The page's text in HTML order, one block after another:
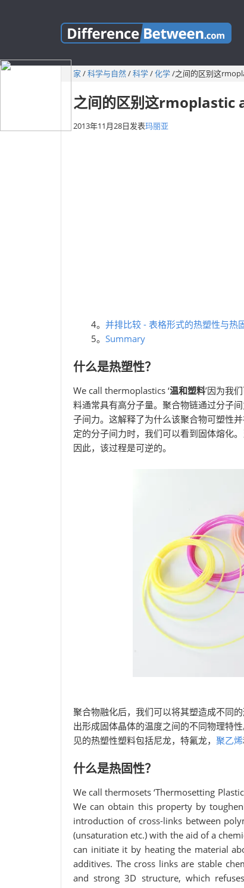
家 /科学与自然/科学/化学/之间的区别这
之间的区别这
2013年11月28日发表玛丽亚
4。 并排比较 - 表格形式的热塑性与热
5。 Summary
什么是热塑性？
We call thermoplastics ‘温和塑料’因为我
料通常具有高分子量。聚合物链通过分子
子间力。这解释了为什么该聚合物可塑性
定的分子间力时，我们可以看到固体熔化
因此，该过程是可逆的。
聚合物融化后，我们可以将其塑造成不同
出形成固体晶体的温度之间的不同物理特
见的热塑性塑料包括尼龙，特氟龙， 聚乙烯
什么是热固性？
We call thermosets ‘Thermosetting
We can obtain this property by
introduction of cross-links between
(unsaturation etc.) with the aid of a
can initiate it by heating the material
additives. The cross links are stable
and strong 3D structure, which